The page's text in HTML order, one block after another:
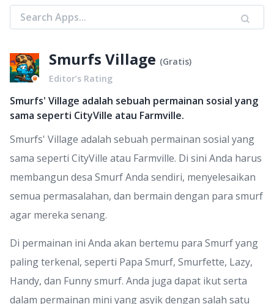
Smurfs Village (Gratis)
Editor’s Rating
Smurfs' Village adalah sebuah permainan sosial yang
sama seperti CityVille atau Farmville.
Smurfs' Village adalah sebuah permainan sosial yang
sama seperti CityVille atau Farmville. Di sini Anda harus
membangun desa Smurf Anda sendiri, menyelesaikan
semua permasalahan, dan bermain dengan para smurf
agar mereka senang.
Di permainan ini Anda akan bertemu para Smurf yang
paling terkenal, seperti Papa Smurf, Smurfette, Lazy,
Handy, dan Funny smurf. Anda juga dapat ikut serta
dalam permainan mini yang asyik dengan salah satu